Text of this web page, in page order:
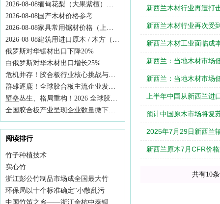
2026-08-08缅甸花梨（大果紫檀）价格行情
2026-08-08国产木材价格参考
2026-08-08家具常用锯材价格（上海、张家港市场）
2026‑08‑08建筑用进口原木 / 木方（太仓、日照港）行情
俄罗斯对华锯材出口下降20%
白俄罗斯对华木材出口增长25%
危机并存！胶合板行业核心挑战与企业未来突围路径
群雄逐鹿！全球胶合板主流企业发展现状与赛道选择
壁垒丛生、格局重构！2026 全球胶合板市场行情深度解析
全国胶合板产业呈现企业数量微下降、总生产能力基本稳定
阅读排行
竹子种植技术
实心竹
浙江彭公竹制品市场成全国最大竹
环保局以十个标准确定“小散乱污
中国竹笛之乡——浙江余杭中泰铜
新西兰木材行业再遭打
新西兰木材行业再次受
新西兰木材工业面临成
新西兰：当地木材市场
新西兰：当地木材市场
上半年中国从新西兰进
预计中国原木市场将复
2025年7月29日新西兰
新西兰原木7月CFR价
共有10